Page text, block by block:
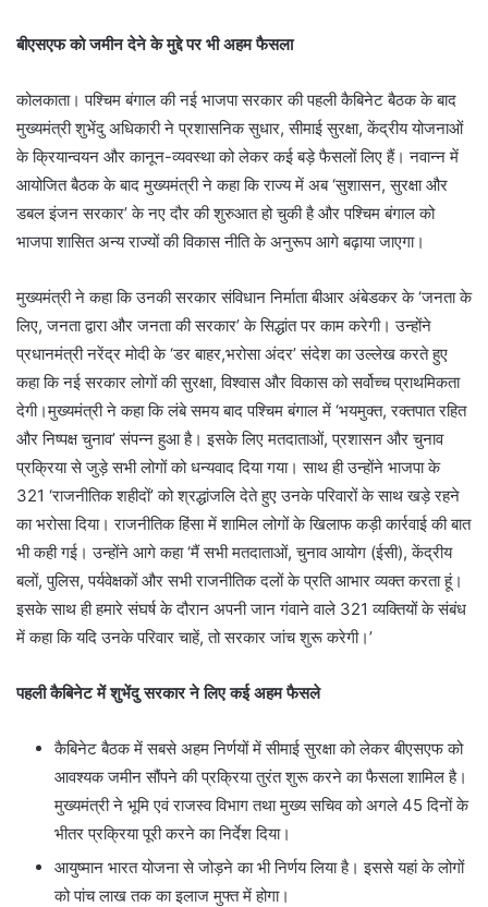
बीएसएफ को जमीन देने के मुद्दे पर भी अहम फैसला
कोलकाता। पश्चिम बंगाल की नई भाजपा सरकार की पहली कैबिनेट बैठक के बाद
मुख्यमंत्री शुभेंदु अधिकारी ने प्रशासनिक सुधार, सीमाई सुरक्षा, केंद्रीय योजनाओं
के क्रियान्वयन और कानून-व्यवस्था को लेकर कई बड़े फैसलों लिए हैं। नवान्न में
आयोजित बैठक के बाद मुख्यमंत्री ने कहा कि राज्य में अब ‘सुशासन, सुरक्षा और
डबल इंजन सरकार’ के नए दौर की शुरुआत हो चुकी है और पश्चिम बंगाल को
भाजपा शासित अन्य राज्यों की विकास नीति के अनुरूप आगे बढ़ाया जाएगा।
मुख्यमंत्री ने कहा कि उनकी सरकार संविधान निर्माता बीआर अंबेडकर के ‘जनता के
लिए, जनता द्वारा और जनता की सरकार’ के सिद्धांत पर काम करेगी। उन्होंने
प्रधानमंत्री नरेंद्र मोदी के ‘डर बाहर,भरोसा अंदर’ संदेश का उल्लेख करते हुए
कहा कि नई सरकार लोगों की सुरक्षा, विश्वास और विकास को सर्वोच्च प्राथमिकता
देगी।मुख्यमंत्री ने कहा कि लंबे समय बाद पश्चिम बंगाल में ‘भयमुक्त, रक्तपात रहित
और निष्पक्ष चुनाव’ संपन्न हुआ है। इसके लिए मतदाताओं, प्रशासन और चुनाव
प्रक्रिया से जुड़े सभी लोगों को धन्यवाद दिया गया। साथ ही उन्होंने भाजपा के
321 ‘राजनीतिक शहीदों’ को श्रद्धांजलि देते हुए उनके परिवारों के साथ खड़े रहने
का भरोसा दिया। राजनीतिक हिंसा में शामिल लोगों के खिलाफ कड़ी कार्रवाई की बात
भी कही गई। उन्होंने आगे कहा ‘मैं सभी मतदाताओं, चुनाव आयोग (ईसी), केंद्रीय
बलों, पुलिस, पर्यवेक्षकों और सभी राजनीतिक दलों के प्रति आभार व्यक्त करता हूं।
इसके साथ ही हमारे संघर्ष के दौरान अपनी जान गंवाने वाले 321 व्यक्तियों के संबंध
में कहा कि यदि उनके परिवार चाहें, तो सरकार जांच शुरू करेगी।’
पहली कैबिनेट में शुभेंदु सरकार ने लिए कई अहम फैसले
कैबिनेट बैठक में सबसे अहम निर्णयों में सीमाई सुरक्षा को लेकर बीएसएफ को
आवश्यक जमीन सौंपने की प्रक्रिया तुरंत शुरू करने का फैसला शामिल है।
मुख्यमंत्री ने भूमि एवं राजस्व विभाग तथा मुख्य सचिव को अगले 45 दिनों के
भीतर प्रक्रिया पूरी करने का निर्देश दिया।
आयुष्मान भारत योजना से जोड़ने का भी निर्णय लिया है। इससे यहां के लोगों
को पांच लाख तक का इलाज मुफ्त में होगा।